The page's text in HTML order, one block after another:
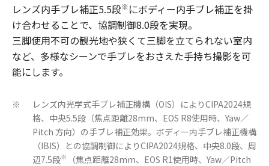
レンズ内手ブレ補正5.5段※にボディー内手ブレ補正を掛
け合わせることで、協調制御8.0段を実現。
三脚使用不可の観光地や狭くて三脚を立てられない室内
など、多様なシーンで手ブレをおさえた手持ち撮影を可
能にします。
※
レンズ内光学式手ブレ補正機構（OIS）によりCIPA2024規
格、中央5.5段（焦点距離28mm、EOS R8使用時、Yaw／
Pitch 方向）の手ブレ補正効果。ボディー内手ブレ補正機構
（IBIS）との協調制御によりCIPA2024規格、中央8.0段、周
辺7.5段※
（焦点距離28mm、EOS R1使用時、Yaw／Pitch